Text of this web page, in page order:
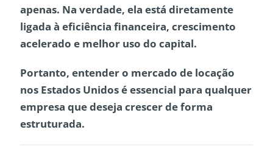
apenas. Na verdade, ela está diretamente
ligada à eficiência financeira, crescimento
acelerado e melhor uso do capital.
Portanto, entender o mercado de locação
nos Estados Unidos é essencial para qualquer
empresa que deseja crescer de forma
estruturada.